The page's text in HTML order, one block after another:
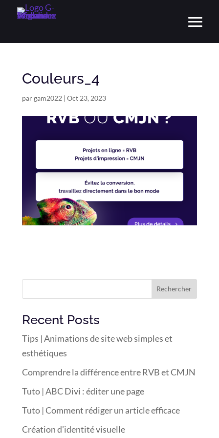
Couleurs_4
pargam2022 | Oct 23, 2023
Rechercher
Recent Posts
Tips | Animations de site web simples et
esthétiques
Comprendre la différence entre RVB et CMJN
Tuto | ABC Divi : éditer une page
Tuto | Comment rédiger un article efficace
Création d’identité visuelle